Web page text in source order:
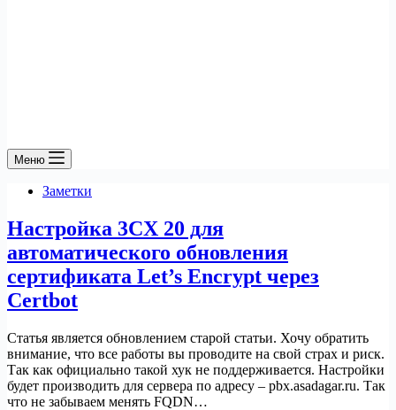
Меню
Заметки
Настройка 3CX 20 для
автоматического обновления
сертификата Let’s Encrypt через
Certbot
Статья является обновлением старой статьи. Хочу обратить
внимание, что все работы вы проводите на свой страх и риск.
Так как официально такой хук не поддерживается. Настройки
будет производить для сервера по адресу – pbx.asadagar.ru. Так
что не забываем менять FQDN…